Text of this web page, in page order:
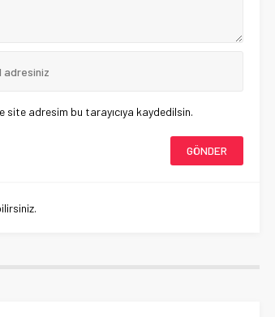
site adresim bu tarayıcıya kaydedilsin.